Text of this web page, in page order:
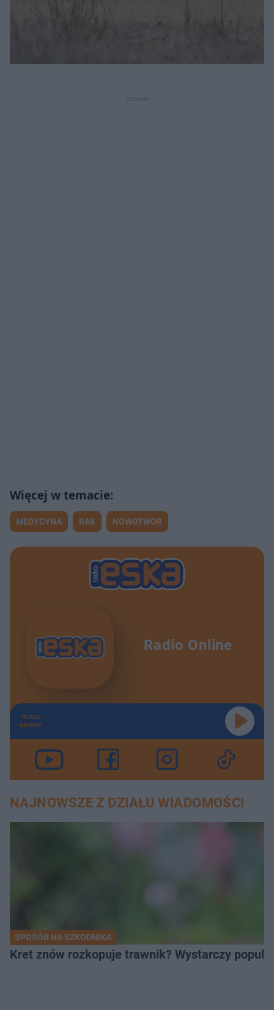
MEDYCYNA RAK NOWOTWÓR
Radio Online
TERAZ
GRAMY
NAJNOWSZE Z DZIAŁU WIADOMOŚCI
SPOSÓB NA SZKODNIKA
Kret znów rozkopuje trawnik? Wystarczy